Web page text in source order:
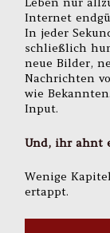
Internet
In jeder
schließlich
neue Bilder,
Nachrichten
wie
Input.
Und, ihr ahnt
Wenige
ertappt.